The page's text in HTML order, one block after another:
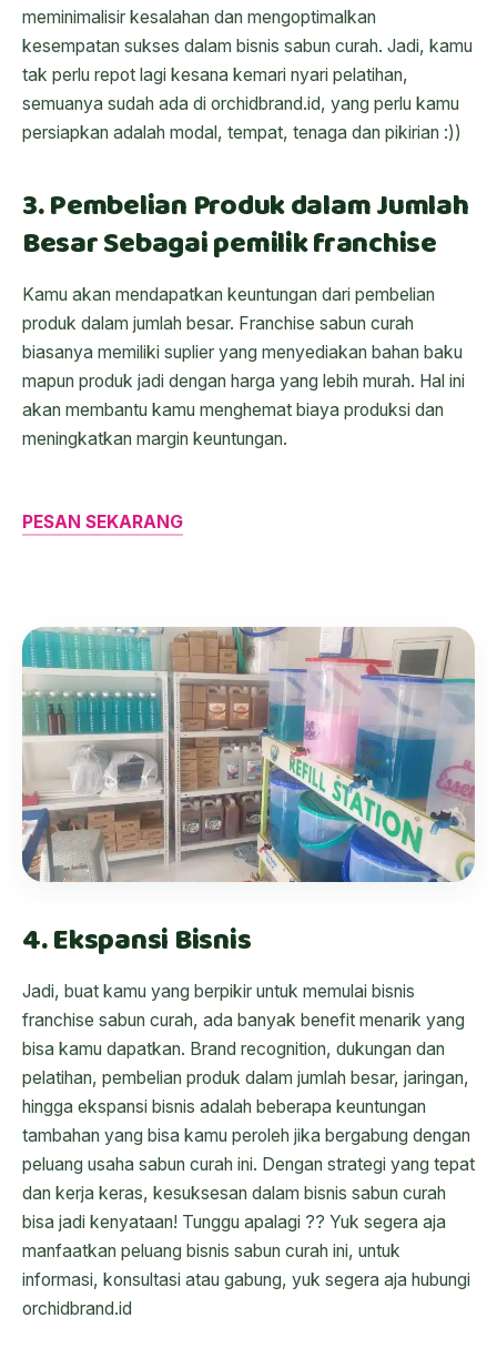
meminimalisir kesalahan dan mengoptimalkan
kesempatan sukses dalam bisnis sabun curah. Jadi, kamu
tak perlu repot lagi kesana kemari nyari pelatihan,
semuanya sudah ada di orchidbrand.id, yang perlu kamu
persiapkan adalah modal, tempat, tenaga dan pikirian :))
3. Pembelian Produk dalam Jumlah
Besar Sebagai pemilik franchise
Kamu akan mendapatkan keuntungan dari pembelian
produk dalam jumlah besar. Franchise sabun curah
biasanya memiliki suplier yang menyediakan bahan baku
mapun produk jadi dengan harga yang lebih murah. Hal ini
akan membantu kamu menghemat biaya produksi dan
meningkatkan margin keuntungan.
PESAN SEKARANG
4. Ekspansi Bisnis
Jadi, buat kamu yang berpikir untuk memulai bisnis
franchise sabun curah, ada banyak benefit menarik yang
bisa kamu dapatkan. Brand recognition, dukungan dan
pelatihan, pembelian produk dalam jumlah besar, jaringan,
hingga ekspansi bisnis adalah beberapa keuntungan
tambahan yang bisa kamu peroleh jika bergabung dengan
peluang usaha sabun curah ini. Dengan strategi yang tepat
dan kerja keras, kesuksesan dalam bisnis sabun curah
bisa jadi kenyataan! Tunggu apalagi ?? Yuk segera aja
manfaatkan peluang bisnis sabun curah ini, untuk
informasi, konsultasi atau gabung, yuk segera aja hubungi
orchidbrand.id